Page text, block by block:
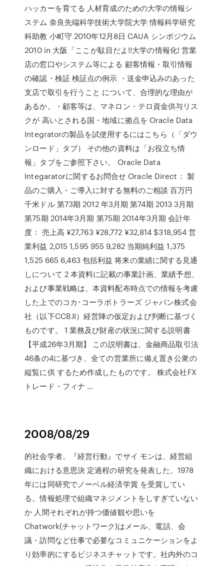
ハッカーを育てる 人材育成のための大学の情報シ
ステム 奈良先端科学技術大学院大学 情報科学研究
科助教 小町守 2010年12月8日 CAUA シンポジウム
2010 in 大阪「ここが駄目だよ!!大学の情報化! 営業
店の窓口やシステム等による 顧客情報・取引情報
の確認・検証 検証点の例示 ・送金申込みのあった
支店で取引を行うこと について、合理的な理由が
あるか。・顧客等は、マネロン・テロ資金供与リス
クが 高いとされる国・地域に拠点を Oracle Data
Integratorの製品を試使用するにはこちら（「ダウ
ンロード」タブ） その他の資料は「お役立ち情
報」タブをご参照下さい。 Oracle Data
Integaratorに関するお問合せ Oracle Direct： 製
品のご購入・ご導入に対する無料のご相談 百万円
千米ドル 第73期 2012 年3月期 第74期 2013 3月期
第75期 2014年3月期 第75期 2014年3月期 会計年
度： 売上高 ¥27,763 ¥28,772 ¥32,814 $318,954 営
業利益 2,015 1,595 955 9,282 当期純利益 1,375
1,525 665 6,463 包括利益 将来の業績に関する見通
しについて 2 本資料に記載の事業計画、業績予想、
および事業戦略は、本資料配布時点での情報を考慮
した上でのコカ･コーラボトラーズ ジャパン株式会
社（以下CCBJI）経営陣の仮定および判断に基づく
ものです。 1 業務及び財産の状況に関する説明書
【平成26年3月期】 この説明書は、金融商品取引法
46条の4に基づき、全ての営業所に備え置き公衆の
縦覧に供 するため作成したものです。 株式会社FX
トレード・フィナ …
2008/08/29
的社会学者。『経営行動』でサイ モンは、経営組
織における意思決 定過程の研究を発表した。1978
年には同研究でノーベル経済学賞 を受賞してい
る。情報処理で組織マネジメントをしすぎていない
か 人間それぞれが持つ価値観や思いを
Chatwork(チャットワーク)はメール、電話、会
議・訪問など仕事で必要なコミュニケーションをよ
り効率的にするビジネスチャットです。社内外のコ